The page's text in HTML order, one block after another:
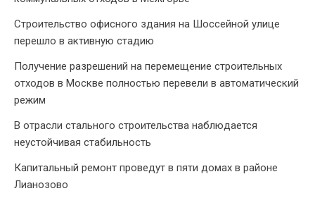
Строительство офисного здания на Шоссейной улице
перешло в активную стадию
Получение разрешений на перемещение строительных
отходов в Москве полностью перевели в автоматический
режим
В отрасли стального строительства наблюдается
неустойчивая стабильность
Капитальный ремонт проведут в пяти домах в районе
Лианозово